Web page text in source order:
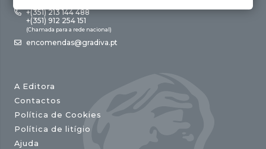
+(351) 213 144 488
+(351) 912 254 151
(Chamada para a rede nacional)
encomendas@gradiva.pt
A Editora
Contactos
Política de Cookies
Política de litígio
Ajuda